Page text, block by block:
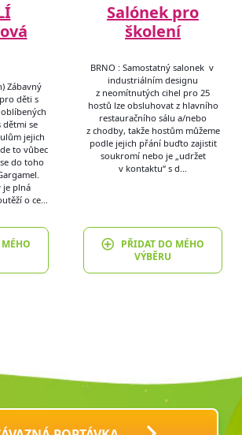
Zábavný
děti s
dětmi se
jejich
to vůbec
do toho
plná
o ce…
Salónek pro
školení
BRNO : Samostatný salonek v
industriálním designu
z neomítnutých cihel pro 25
hostů lze obsluhovat z hlavního
restauračního sálu a/nebo
z chodby, takže hostům můžeme
podle jejich přání buďto zajistit
soukromí nebo je „udržet
v kontaktu“ s d…
PŘIDAT DO MÉHO
VÝBĚRU